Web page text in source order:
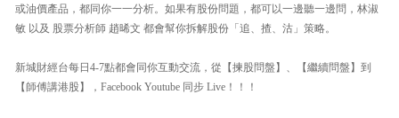
或油價產品，都同你一一分析。如果有股份問題，都可以一邊聽一邊問，林淑
敏 以及 股票分析師 趙晞文 都會幫你拆解股份「追、揸、沽」策略。
新城財經台每日4-7點都會同你互動交流，從【揀股問盤】、【繼續問盤】到
【師傅講港股】，Facebook Youtube 同步 Live！！！